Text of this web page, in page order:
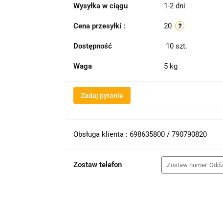
Wysyłka w ciągu 1-2 dni
Cena przesyłki : 20
Dostępność 10 szt.
Waga 5 kg
Zadaj pytanie
Obsługa klienta : 698635800 / 790790820
Zostaw telefon